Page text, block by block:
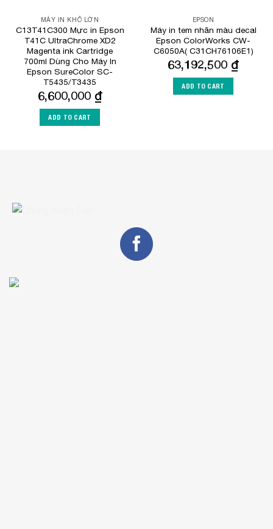
MÁY IN KHỔ LỚN
C13T41C300 Mực in Epson
T41C UltraChrome XD2
Magenta ink Cartridge
700ml Dùng Cho Máy In
Epson SureColor SC-
T5435/T3435
6,600,000 ₫
ADD TO CART
EPSON
Máy in tem nhãn màu decal
Epson ColorWorks CW-
C6050A( C31CH76106E1)
63,192,500 ₫
ADD TO CART